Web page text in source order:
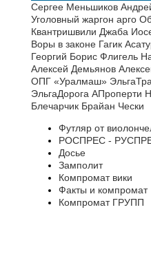
Сергее Меньшиков
Уголовный жаргон арго
Квантришвили Джаба
Воры в законе Гагик
Георгий Борис Флигель
Алексей Демьянов
ОПГ «Уралмаш»
ЭльгаДорога АПроперти
Блечарчик Брайан Чески
Футляр от
РОСПРЕС -
Досье
Замполит
Компромат вики
Факты и компромат
Компромат ГРУПП